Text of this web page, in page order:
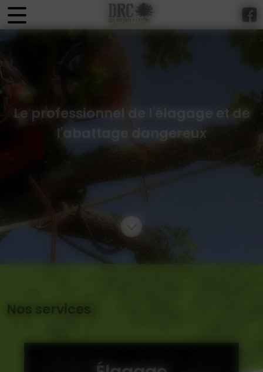
Panneau de gestion des cookies
Le professionnel de l'élagage et de
l'abattage dangereux
Nos services